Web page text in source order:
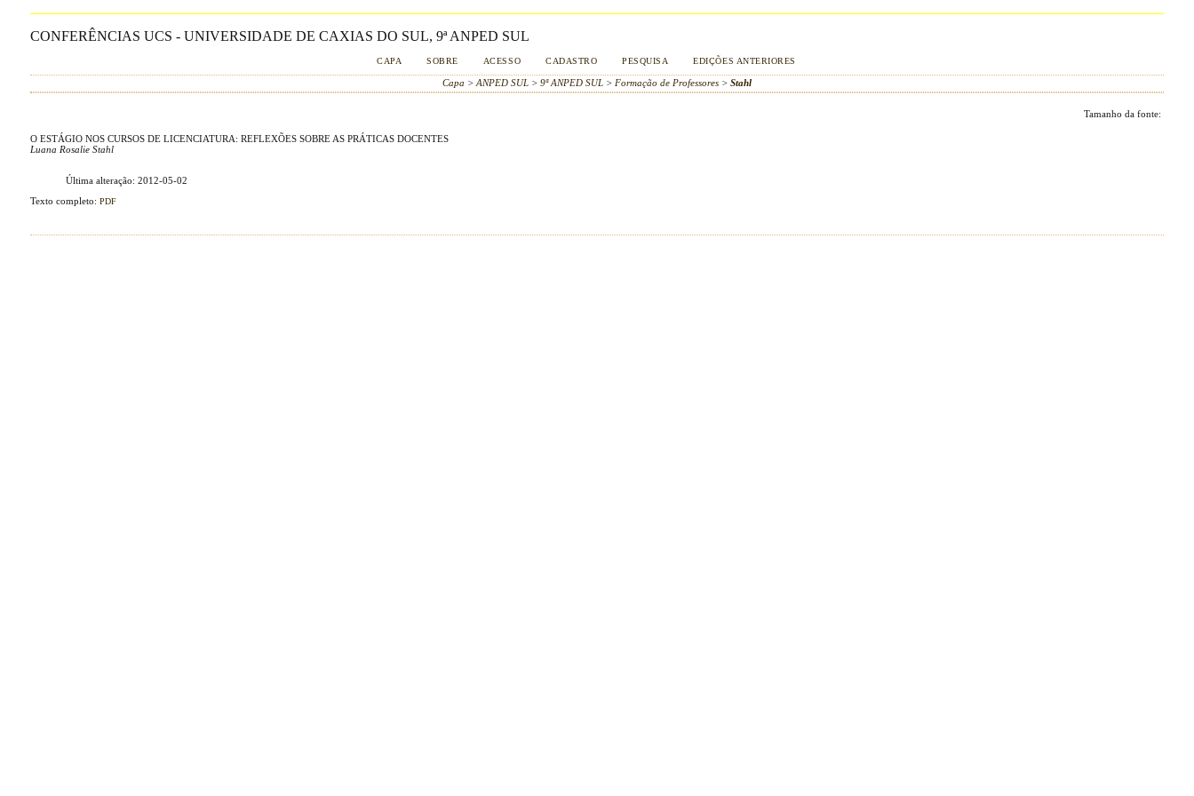
CONFERÊNCIAS UCS - UNIVERSIDADE DE CAXIAS DO SUL, 9ª ANPED SUL
CAPA SOBRE ACESSO CADASTRO PESQUISA EDIÇÕES ANTERIORES
Capa > ANPED SUL> 9ª ANPED SUL> Formação de Professores> Stahl
Tamanho da fonte:
O ESTÁGIO NOS CURSOS DE LICENCIATURA: REFLEXÕES SOBRE AS PRÁTICAS DOCENTES
Luana Rosalie Stahl
Última alteração: 2012-05-02
Texto completo: PDF